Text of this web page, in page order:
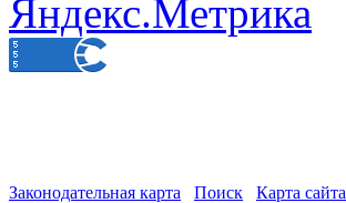
Законодательная карта Поиск Карта сайта